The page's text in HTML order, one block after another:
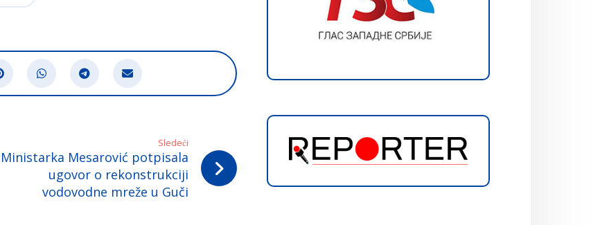
Sledeći
Ministarka Mesarović potpisala
ugovor o rekonstrukciji
vodovodne mreže u Guči